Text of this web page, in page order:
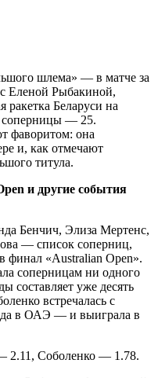
шлема» — в матче за
с Еленой Рыбакиной,
ракетка Беларуси на
соперницы — 25.
фаворитом: она
и, как отмечают
титула.
и другие события
Бенчич, Элиза Мертенс,
— список соперниц,
финал «Australian Open».
соперницам ни одного
составляет уже десять
встречалась с
в ОАЭ — и выиграла в
2.11, Соболенко — 1.78.